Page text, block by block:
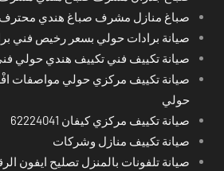
صباغ منازل مشرف صباغ هندي محترف
صيانة برادات حولي بسعر رخيص فني
صيانة تكييف فني تكييف هندي حولي
صيانة تكييف مركزي حولي مواصفات
حولي
صيانة تكييف مركزي كيفان 62224041
صيانة تكييف منازل وشركات
صيانة تلفونات بالمنزل تصليح ايفون